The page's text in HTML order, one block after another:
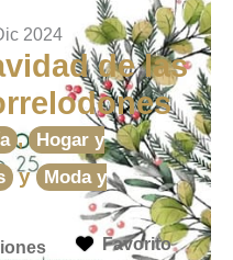
2024
de las
, Hogar y
y Moda y
Favorito